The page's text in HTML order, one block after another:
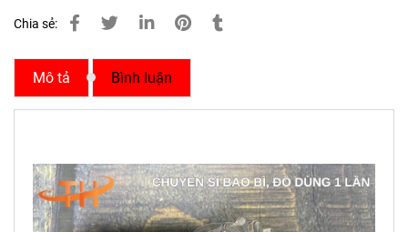
Chia sẻ:
Mô tả Bình luận